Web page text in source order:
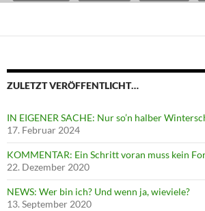
ZULETZT VERÖFFENTLICHT…
IN EIGENER SACHE: Nur so’n halber
17. Februar 2024
KOMMENTAR: Ein Schritt voran muss kein
22. Dezember 2020
NEWS: Wer bin ich? Und wenn ja, wieviele?
13. September 2020